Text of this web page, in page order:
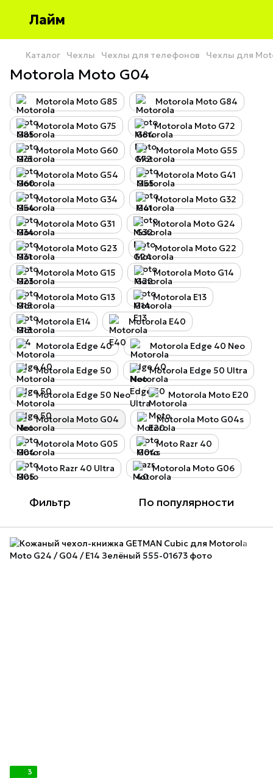
Лайм
Каталог Чехлы Чехлы для телефонов Чехлы для
Motorola Moto G04
Motorola Moto G85 Motorola Moto G84
Motorola Moto G75 Motorola Moto G72
Motorola Moto G60 Motorola Moto G55
Motorola Moto G54 Motorola Moto G41
Motorola Moto G34 Motorola Moto G32
Motorola Moto G31 Motorola Moto G24
Motorola Moto G23 Motorola Moto G22
Motorola Moto G15 Motorola Moto G14
Motorola Moto G13 Motorola E13
Motorola E14 Motorola E40
Motorola Edge 40 Motorola Edge 40 Neo
Motorola Edge 50 Motorola Edge 50 Ultra
Motorola Edge 50 Neo Motorola Moto E20
Motorola Moto G04 Motorola Moto G04s
Motorola Moto G05 Moto Razr 40
Moto Razr 40 Ultra Motorola Moto G06
Фильтр По популярности
3